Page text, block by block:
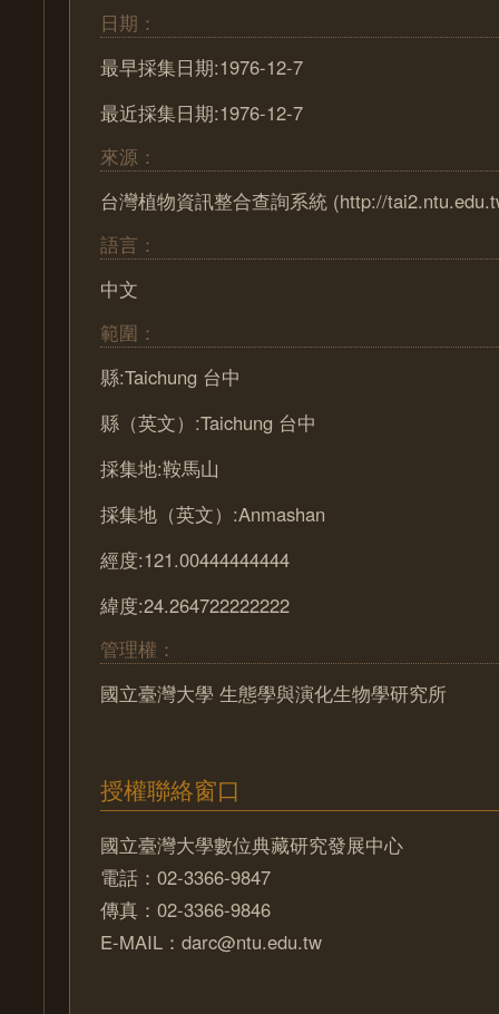
日期：
最早採集日期:1976-12-7
最近採集日期:1976-12-7
來源：
台灣植物資訊整合查詢系統 (http://
語言：
中文
範圍：
縣:Taichung 台中
縣（英文）:Taichung 台中
採集地:鞍馬山
採集地（英文）:Anmashan
經度:121.00444444444
緯度:24.264722222222
管理權：
國立臺灣大學 生態學與演化生物學研究所
授權聯絡窗口
國立臺灣大學數位典藏研究發展中心
電話：02-3366-9847
傳真：02-3366-9846
E-MAIL：darc@ntu.edu.tw